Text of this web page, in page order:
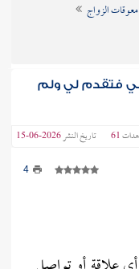
معوقات الزواج
فتقدم لي ولم
61 تاريخ النشر2026-06-15
4